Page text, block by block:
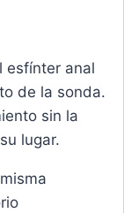
esfínter anal
de la sonda.
sin la
lugar.